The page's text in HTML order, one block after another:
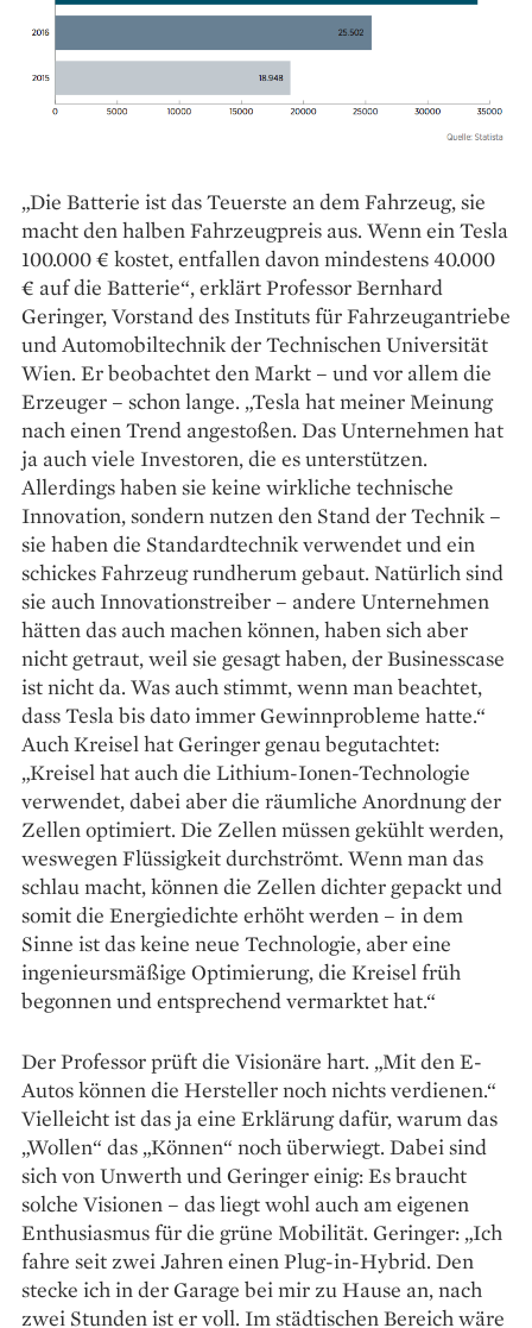
„Die Batterie ist das Teuerste an dem Fahrzeug, sie
macht den halben Fahrzeugpreis aus. Wenn ein Tesla
100.000 € kostet, entfallen davon mindestens 40.000
€ auf die Batterie“, erklärt Professor Bernhard
Geringer, Vorstand des Instituts für Fahrzeugantriebe
und Automobiltechnik der Technischen Universität
Wien. Er beobachtet den Markt – und vor allem die
Erzeuger – schon lange. „Tesla hat meiner Meinung
nach einen Trend angestoßen. Das Unternehmen hat
ja auch viele Investoren, die es unterstützen.
Allerdings haben sie keine wirkliche technische
Innovation, sondern nutzen den Stand der Technik –
sie haben die Standardtechnik verwendet und ein
schickes Fahrzeug rundherum gebaut. Natürlich sind
sie auch Innovationstreiber – andere Unternehmen
hätten das auch machen können, haben sich aber
nicht getraut, weil sie gesagt haben, der Businesscase
ist nicht da. Was auch stimmt, wenn man beachtet,
dass Tesla bis dato immer Gewinnprobleme hatte.“
Auch Kreisel hat Geringer genau begutachtet:
„Kreisel hat auch die Lithium-Ionen-­Technologie
verwendet, dabei aber die räumliche Anordnung der
Zellen optimiert. Die Zellen müssen gekühlt werden,
weswegen Flüssigkeit durchströmt. Wenn man das
schlau macht, können die Zellen dichter gepackt und
somit die Energiedichte erhöht werden – in dem
Sinne ist das keine neue Technologie, aber eine
ingenieursmäßige Optimierung, die Kreisel früh
begonnen und entsprechend vermarktet hat.“
Der Professor prüft die Visionäre hart. „Mit den E-
Autos können die Hersteller noch nichts verdienen.“
Vielleicht ist das ja eine Erklärung dafür, warum das
„Wollen“ das „Können“ noch überwiegt. Dabei sind
sich von Unwerth und Geringer einig: Es braucht
solche Visionen – das liegt wohl auch am eigenen
Enthusiasmus für die grüne Mobilität. Geringer: „Ich
fahre seit zwei Jahren einen Plug-in-Hybrid. Den
stecke ich in der Garage bei mir zu Hause an, nach
zwei Stunden ist er voll. Im städtischen Bereich wäre